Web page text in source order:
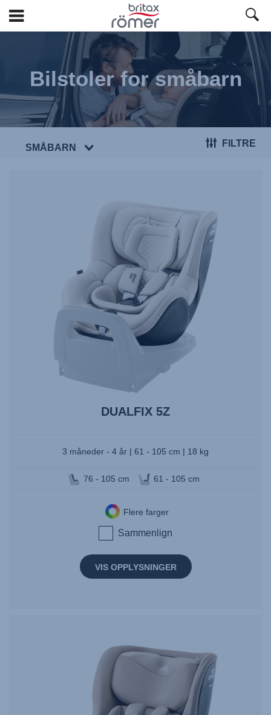
Hopp
hovedinnhold
Bilstoler for småbarn
SMÅBARN FILTRE
DUALFIX 5Z
3 måneder - 4 år | 61 - 105 cm | 18 kg
76 - 105 cm 61 - 105 cm
Flere farger
Sammenlign
VIS OPPLYSNINGER